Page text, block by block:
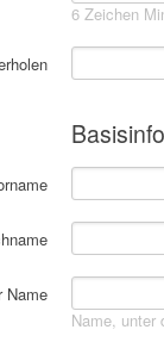
6 Zeichen
Name
Name, unter